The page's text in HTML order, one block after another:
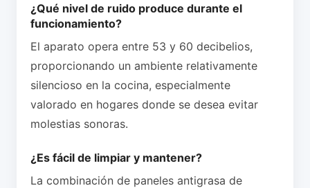
¿Qué nivel de ruido produce durante el
funcionamiento?
El aparato opera entre 53 y 60 decibelios,
proporcionando un ambiente relativamente
silencioso en la cocina, especialmente
valorado en hogares donde se desea evitar
molestias sonoras.
¿Es fácil de limpiar y mantener?
La combinación de paneles antigrasa de